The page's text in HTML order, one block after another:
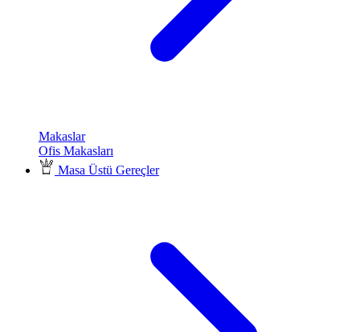
Makaslar
Ofis Makasları
Masa Üstü Gereçler